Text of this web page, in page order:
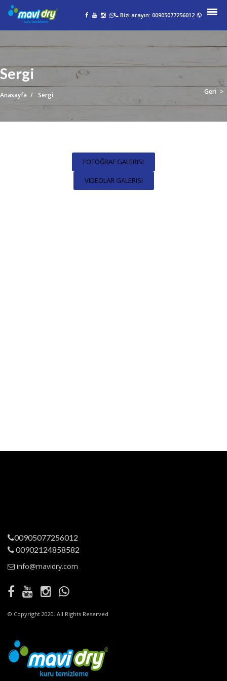
Bizi arayın: 00905077256012
Sergi
Anasayfa Sergi Geri
FOTOĞRAF GALERISI
VIDEOLAR GALERISI
00905077256012
00902124858582
info@mavidry.com
© Copyright 2020. All Rights Reserved